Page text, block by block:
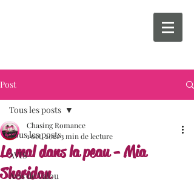
Post
Tous les posts
AVIS
Avis de Valou
Tous les posts
Le mal dans la peau - Mia
Sheridan
Chasing Romance
1 oct. 20213 min de lecture